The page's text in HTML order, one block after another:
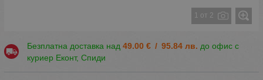
1 от 2
Безплатна доставка над 49.00 € / 95.84 лв. до офис с
куриер Еконт, Спиди